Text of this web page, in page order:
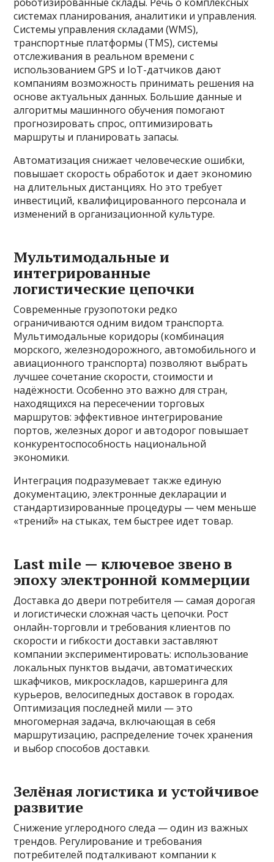
системах планирования, аналитики и управления.
Системы управления складами (WMS),
транспортные платформы (TMS), системы
отслеживания в реальном времени с
использованием GPS и IoT-датчиков дают
компаниям возможность принимать решения на
основе актуальных данных. Большие данные и
алгоритмы машинного обучения помогают
прогнозировать спрос, оптимизировать
маршруты и планировать запасы.
Автоматизация снижает человеческие ошибки,
повышает скорость обработок и дает экономию
на длительных дистанциях. Но это требует
инвестиций, квалифицированного персонала и
изменений в организационной культуре.
Мультимодальные и
интегрированные
логистические цепочки
Современные грузопотоки редко
ограничиваются одним видом транспорта.
Мультимодальные коридоры (комбинация
морского, железнодорожного, автомобильного и
авиационного транспорта) позволяют выбрать
лучшее сочетание скорости, стоимости и
надёжности. Особенно это важно для стран,
находящихся на пересечении торговых
маршрутов: эффективное интегрирование
портов, железных дорог и автодорог повышает
конкурентоспособность национальной
экономики.
Интеграция подразумевает также единую
документацию, электронные декларации и
стандартизированные процедуры — чем меньше
«трений» на стыках, тем быстрее идет товар.
Last mile — ключевое звено в
эпоху электронной коммерции
Доставка до двери потребителя — самая дорогая
и логистически сложная часть цепочки. Рост
онлайн-торговли и требования клиентов по
скорости и гибкости доставки заставляют
компании экспериментировать: использование
локальных пунктов выдачи, автоматических
шкафчиков, микроскладов, каршеринга для
курьеров, велосипедных доставок в городах.
Оптимизация последней мили — это
многомерная задача, включающая в себя
маршрутизацию, распределение точек хранения
и выбор способов доставки.
Зелёная логистика и устойчивое
развитие
Снижение углеродного следа — один из важных
трендов. Регулирование и требования
потребителей подталкивают компании к